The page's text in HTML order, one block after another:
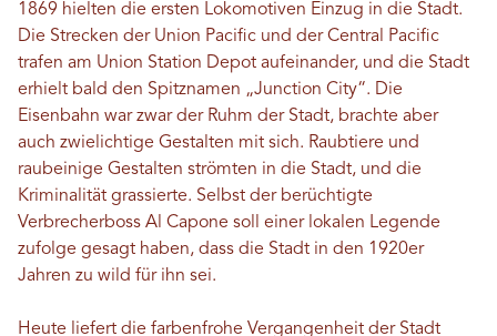
1869 hielten die ersten Lokomotiven Einzug in die Stadt.
Die Strecken der Union Pacific und der Central Pacific
trafen am Union Station Depot aufeinander, und die Stadt
erhielt bald den Spitznamen „Junction City“. Die
Eisenbahn war zwar der Ruhm der Stadt, brachte aber
auch zwielichtige Gestalten mit sich. Raubtiere und
raubeinige Gestalten strömten in die Stadt, und die
Kriminalität grassierte. Selbst der berüchtigte
Verbrecherboss Al Capone soll einer lokalen Legende
zufolge gesagt haben, dass die Stadt in den 1920er
Jahren zu wild für ihn sei.
Heute liefert die farbenfrohe Vergangenheit der Stadt